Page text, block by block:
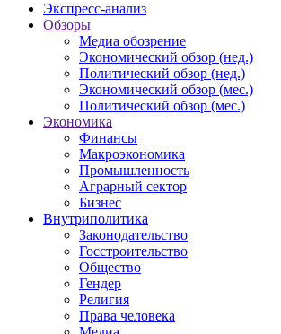
Экспресс-анализ
Обзоры
Медиа обозрение
Экономический обзор (нед.)
Политический обзор (нед.)
Экономический обзор (мес.)
Политический обзор (мес.)
Экономика
Финансы
Макроэкономика
Промышленность
Аграрный сектор
Бизнес
Внутриполитика
Законодательство
Госстроительство
Общество
Гендер
Религия
Права человека